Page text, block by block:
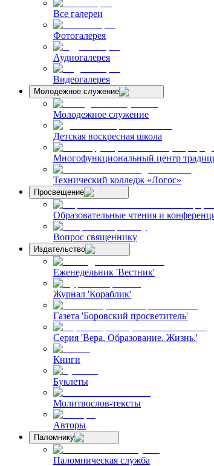
Все галереи
Фотогалерея
Аудиогалерея
Видеогалерея
Молодежное служение
Молодежное служение
Детская воскресная школа
Многофункциональный центр
Технический колледж «Логос»
Просвещение
Образовательные чтения и
Вопрос священнику
Издательство
Еженедельник 'Вестник'
Журнал 'Кораблик'
Газета 'Боровский просветитель'
Серия 'Вера. Образование. Жизнь.'
Книги
Буклеты
Молитвослов-тексты
Авторы
Паломнику
Паломническая служба